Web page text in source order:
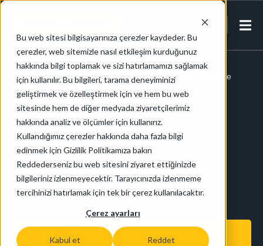
Bu web sitesi bilgisayarınıza çerezler kaydeder. Bu
çerezler, web sitemizle nasıl etkileşim kurduğunuz
hakkında bilgi toplamak ve sizi hatırlamamızı sağlamak
için kullanılır. Bu bilgileri, tarama deneyiminizi
geliştirmek ve özelleştirmek için ve hem bu web
sitesinde hem de diğer medyada ziyaretçilerimiz
hakkında analiz ve ölçümler için kullanırız.
Kullandığımız çerezler hakkında daha fazla bilgi
edinmek için Gizlilik Politikamıza bakın
Reddederseniz bu web sitesini ziyaret ettiğinizde
bilgileriniz izlenmeyecektir. Tarayıcınızda izlenmeme
tercihinizi hatırlamak için tek bir çerez kullanılacaktır.
Çerez ayarları
Kabul et Reddet
TR-TR
Anasayfa/ Otomotiv ve Ağır Sanayi
Otomotiv Sektörü Yük Taşıma Ekipmanları | Elektrikli Çekici ve
Verimlilikte vites
yükseltme
Otomotiv ve Ticari Araçlar
Talep Gönder